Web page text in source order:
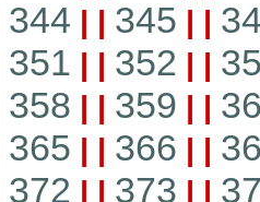
344 | | 345 | |
351 | | 352 | |
358 | | 359 | |
365 | | 366 | |
372 | | 373 | |